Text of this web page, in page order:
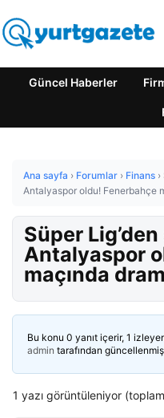
Güncel Haberler
Ana sayfa › Forumlar › Finans ›
Antalyaspor oldu! Fenerbahçe
Süper
Antalyaspor
maçında
Bu konu 0 yanıt içerir, 1
admin tarafından
1 yazı görüntüleniyor